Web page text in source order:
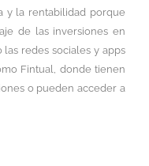
y la rentabilidad porque
de las inversiones en
redes sociales y apps
Fintual, donde tienen
o pueden acceder a